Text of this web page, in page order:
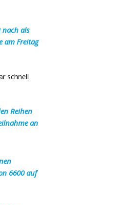
nach als
am Freitag
schnell
Reihen
an
6600 auf